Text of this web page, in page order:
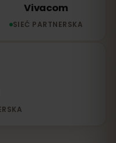
Vivacom
SIEĆ PARTNERSKA